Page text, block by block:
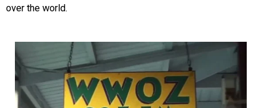
over the world.